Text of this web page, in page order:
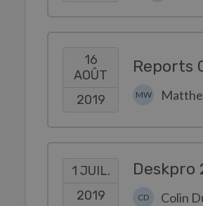
16
AOÛT
2019
Reports
MW
1 JUIL.
2019
Deskpro
CD Colin